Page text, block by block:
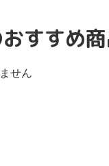
すすめ
せん